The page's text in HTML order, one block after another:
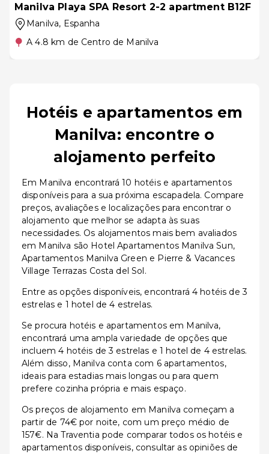
Manilva Playa SPA Resort 2-2 apartment B12F
Manilva, Espanha
A 4.8 km de Centro de Manilva
Hotéis e apartamentos em
Manilva: encontre o
alojamento perfeito
Em Manilva encontrará 10 hotéis e apartamentos
disponíveis para a sua próxima escapadela. Compare
preços, avaliações e localizações para encontrar o
alojamento que melhor se adapta às suas
necessidades. Os alojamentos mais bem avaliados
em Manilva são Hotel Apartamentos Manilva Sun,
Apartamentos Manilva Green e Pierre & Vacances
Village Terrazas Costa del Sol.
Entre as opções disponíveis, encontrará 4 hotéis de 3
estrelas e 1 hotel de 4 estrelas.
Se procura hotéis e apartamentos em Manilva,
encontrará uma ampla variedade de opções que
incluem 4 hotéis de 3 estrelas e 1 hotel de 4 estrelas.
Além disso, Manilva conta com 6 apartamentos,
ideais para estadias mais longas ou para quem
prefere cozinha própria e mais espaço.
Os preços de alojamento em Manilva começam a
partir de 74€ por noite, com um preço médio de
157€. Na Traventia pode comparar todos os hotéis e
apartamentos disponíveis, consultar as opiniões de